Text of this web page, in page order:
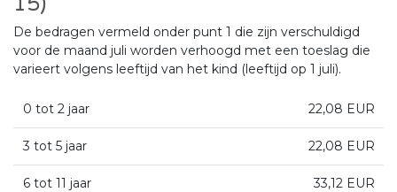
De bedragen vermeld onder punt 1 die zijn verschuldigd
voor de maand juli worden verhoogd met een toeslag die
varieert volgens leeftijd van het kind (leeftijd op 1 juli).
0 tot 2 jaar 22,08 EUR
3 tot 5 jaar 22,08 EUR
6 tot 11 jaar 33,12 EUR